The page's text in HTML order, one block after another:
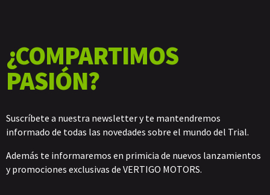
¿COMPARTIMOS
PASIÓN?
Suscríbete a nuestra newsletter y te mantendremos
informado de todas las novedades sobre el mundo del Trial.
Además te informaremos en primicia de nuevos lanzamientos
y promociones exclusivas de VERTIGO MOTORS.